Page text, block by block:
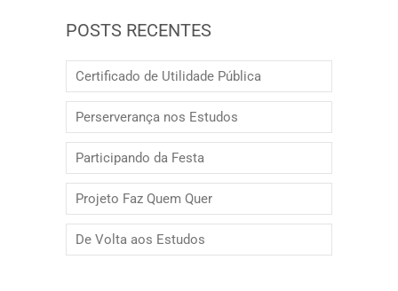
POSTS RECENTES
Certificado de Utilidade Pública
Perserverança nos Estudos
Participando da Festa
Projeto Faz Quem Quer
De Volta aos Estudos